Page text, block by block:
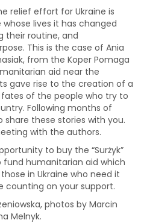
relief effort for Ukraine is
lives it has changed
their routine, and
This is the case of Ania
from the Koper Pomaga
aid near the
gave rise to the creation of a
of the people who try to
Following months of
these stories with you.
with the authors.
to buy the “Surżyk”
fund humanitarian aid which
in Ukraine who need it
on your support.
photos by Marcin
Melnyk.